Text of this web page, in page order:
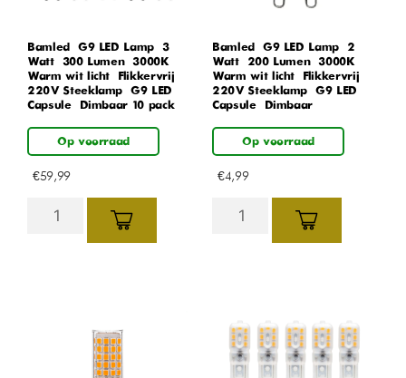
Bamled – G9 LED Lamp – 3
Watt – 300 Lumen – 3000K
Warm wit licht – Flikkervrij –
220V Steeklamp – G9 LED
Capsule – Dimbaar 10 pack
Op voorraad
€59,99
Bamled – G9 LED Lamp – 2
Watt – 200 Lumen – 3000K
Warm wit licht – Flikkervrij –
220V Steeklamp – G9 LED
Capsule – Dimbaar
Op voorraad
€4,99